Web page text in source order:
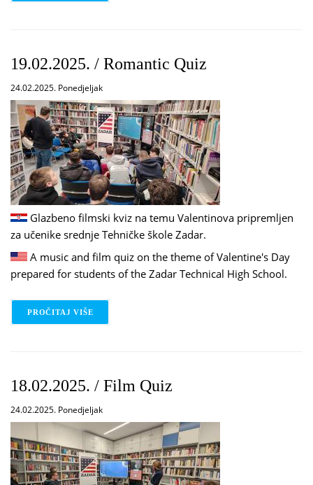
19.02.2025. / Romantic Quiz
24.02.2025. Ponedjeljak
Glazbeno filmski kviz na temu Valentinova pripremljen
za učenike srednje Tehničke škole Zadar.
A music and film quiz on the theme of Valentine's Day
prepared for students of the Zadar Technical High School.
PROČITAJ VIŠE
18.02.2025. / Film Quiz
24.02.2025. Ponedjeljak